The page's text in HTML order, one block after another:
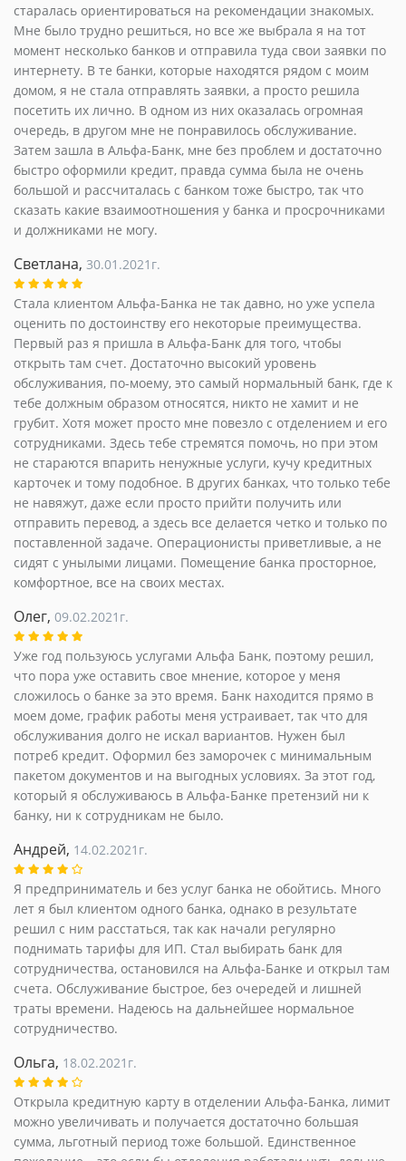
старалась ориентироваться на рекомендации знакомых.
Мне было трудно решиться, но все же выбрала я на тот
момент несколько банков и отправила туда свои заявки по
интернету. В те банки, которые находятся рядом с моим
домом, я не стала отправлять заявки, а просто решила
посетить их лично. В одном из них оказалась огромная
очередь, в другом мне не понравилось обслуживание.
Затем зашла в Альфа-Банк, мне без проблем и достаточно
быстро оформили кредит, правда сумма была не очень
большой и рассчиталась с банком тоже быстро, так что
сказать какие взаимоотношения у банка и просрочниками
и должниками не могу.
Светлана, 30.01.2021г.
Стала клиентом Альфа-Банка не так давно, но уже успела
оценить по достоинству его некоторые преимущества.
Первый раз я пришла в Альфа-Банк для того, чтобы
открыть там счет. Достаточно высокий уровень
обслуживания, по-моему, это самый нормальный банк, где к
тебе должным образом относятся, никто не хамит и не
грубит. Хотя может просто мне повезло с отделением и его
сотрудниками. Здесь тебе стремятся помочь, но при этом
не стараются впарить ненужные услуги, кучу кредитных
карточек и тому подобное. В других банках, что только тебе
не навяжут, даже если просто прийти получить или
отправить перевод, а здесь все делается четко и только по
поставленной задаче. Операционисты приветливые, а не
сидят с унылыми лицами. Помещение банка просторное,
комфортное, все на своих местах.
Олег, 09.02.2021г.
Уже год пользуюсь услугами Альфа Банк, поэтому решил,
что пора уже оставить свое мнение, которое у меня
сложилось о банке за это время. Банк находится прямо в
моем доме, график работы меня устраивает, так что для
обслуживания долго не искал вариантов. Нужен был
потреб кредит. Оформил без заморочек с минимальным
пакетом документов и на выгодных условиях. За этот год,
который я обслуживаюсь в Альфа-Банке претензий ни к
банку, ни к сотрудникам не было.
Андрей, 14.02.2021г.
Я предприниматель и без услуг банка не обойтись. Много
лет я был клиентом одного банка, однако в результате
решил с ним расстаться, так как начали регулярно
поднимать тарифы для ИП. Стал выбирать банк для
сотрудничества, остановился на Альфа-Банке и открыл там
счета. Обслуживание быстрое, без очередей и лишней
траты времени. Надеюсь на дальнейшее нормальное
сотрудничество.
Ольга, 18.02.2021г.
Открыла кредитную карту в отделении Альфа-Банка, лимит
можно увеличивать и получается достаточно большая
сумма, льготный период тоже большой. Единственное